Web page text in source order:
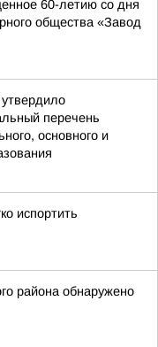
60-летию со дня
общества «Завод
перечень
основного и
испортить
района обнаружено